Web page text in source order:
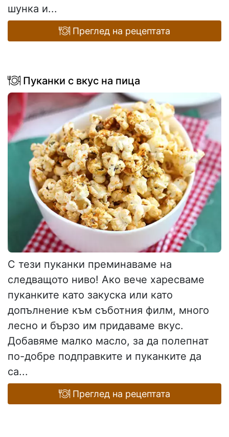
шунка и...
Преглед на рецептата
Пуканки с вкус на пица
С тези пуканки преминаваме на
следващото ниво! Ако вече харесваме
пуканките като закуска или като
допълнение към съботния филм, много
лесно и бързо им придаваме вкус.
Добавяме малко масло, за да полепнат
по-добре подправките и пуканките да
са...
Преглед на рецептата